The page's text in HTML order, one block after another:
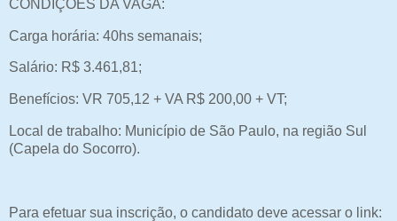
CONDIÇÕES DA VAGA:
Carga horária: 40hs semanais;
Salário: R$ 3.461,81;
Benefícios: VR 705,12 + VA R$ 200,00 + VT;
Local de trabalho: Município de São Paulo, na região Sul
(Capela do Socorro).
Para efetuar sua inscrição, o candidato deve acessar o link: